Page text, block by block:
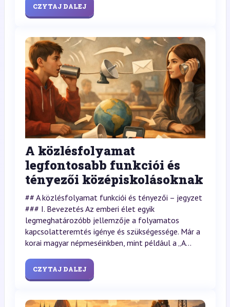
CZYTAJ DALEJ
A közlésfolyamat
legfontosabb funkciói és
tényezői középiskolásoknak
## A közlésfolyamat funkciói és tényezői – jegyzet
### I. Bevezetés Az emberi élet egyik
legmeghatározóbb jellemzője a folyamatos
kapcsolatteremtés igénye és szükségessége. Már a
korai magyar népmeséinkben, mint például a „A...
CZYTAJ DALEJ